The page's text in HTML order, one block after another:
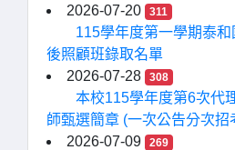
2026-07-20
311
115學年度第一學期泰和
後照顧班錄取名單
2026-07-28
308
本校115學年度第6次代
師甄選簡章 (一次公告分次招
2026-07-09
269